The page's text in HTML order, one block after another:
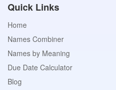
Quick Links
Home
Names Combiner
Names by Meaning
Due Date Calculator
Blog